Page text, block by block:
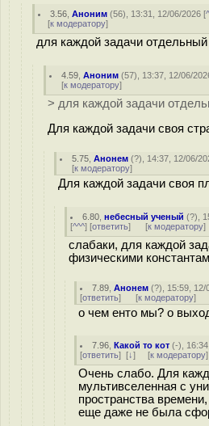
3.56 ,Аноним (56), 13:31, 12/06/2026 [
[к модератору]
для каждой задачи
4.59 ,Аноним (57), 13:37, 12/06/
[к модератору]
> для каждой задачи
Для каждой задачи своя
5.75 ,Анонем (?), 14:37, 12/06/
[к модератору]
Для каждой задачи своя
6.80 ,небесный ученый (?),
[^^^] [ответить] [к модератору]
слабаки, для каждой
физическими
7.89 ,Анонем (?), 15:59, 12/
[ответить] [к модератору]
о чем енто мы? о
7.96 ,Какой то кот (-),
[ответить] [↓] [к модератору]
Очень слабо. Для
мультивселенная с
пространства
еще даже не была